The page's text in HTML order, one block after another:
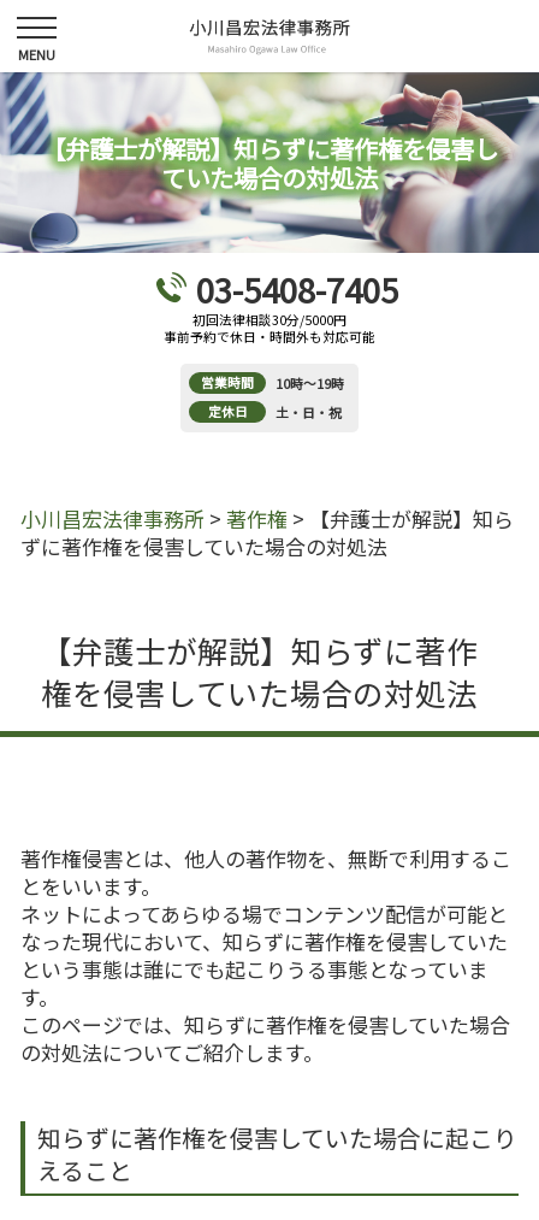
【弁護士が解説】知らずに著作権を侵害し
ていた場合の対処法
03-5408-7405
初回法律相談30分/5000円
事前予約で休日・時間外も対応可能
営業時間
10時～19時
定休日
土・日・祝
小川昌宏法律事務所 > 著作権 >
【弁護士が解説】知ら
ずに著作権を侵害していた場合の対処法
【弁護士が解説】知らずに著作
権を侵害していた場合の対処法
著作権侵害とは、他人の著作物を、無断で利用するこ
とをいいます。
ネットによってあらゆる場でコンテンツ配信が可能と
なった現代において、知らずに著作権を侵害していた
という事態は誰にでも起こりうる事態となっていま
す。
このページでは、知らずに著作権を侵害していた場合
の対処法についてご紹介します。
知らずに著作権を侵害していた場合に起こり
えること